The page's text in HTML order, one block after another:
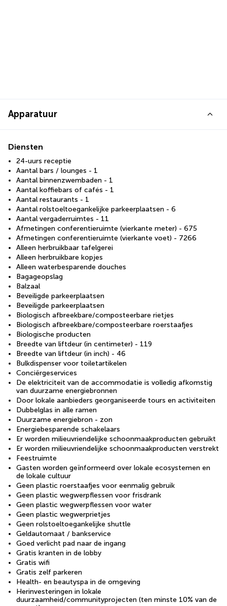
Apparatuur
Diensten
24-uurs receptie
Aantal bars / lounges - 1
Aantal binnenzwembaden - 1
Aantal koffiebars of cafés - 1
Aantal restaurants - 1
Aantal rolstoeltoegankelijke parkeerplaatsen - 6
Aantal vergaderruimtes - 11
Afmetingen conferentieruimte (vierkante meter) - 675
Afmetingen conferentieruimte (vierkante voet) - 7266
Alleen herbruikbaar tafelgerei
Alleen herbruikbare kopjes
Alleen waterbesparende douches
Bagageopslag
Balzaal
Beveiligde parkeerplaatsen
Beveiligde parkeerplaatsen
Biologisch afbreekbare/composteerbare rietjes
Biologisch afbreekbare/composteerbare roerstaafjes
Biologische producten
Breedte van liftdeur (in centimeter) - 119
Breedte van liftdeur (in inch) - 46
Bulkdispenser voor toiletartikelen
Conciërgeservices
De elektriciteit van de accommodatie is volledig afkomstig
van duurzame energiebronnen
Door lokale aanbieders georganiseerde tours en activiteiten
Dubbelglas in alle ramen
Duurzame energiebron - zon
Energiebesparende schakelaars
Er worden milieuvriendelijke schoonmaakproducten gebruikt
Er worden milieuvriendelijke schoonmaakproducten verstrekt
Feestruimte
Gasten worden geïnformeerd over lokale ecosystemen en
de lokale cultuur
Geen plastic roerstaafjes voor eenmalig gebruik
Geen plastic wegwerpflessen voor frisdrank
Geen plastic wegwerpflessen voor water
Geen plastic wegwerprietjes
Geen rolstoeltoegankelijke shuttle
Geldautomaat / bankservice
Goed verlicht pad naar de ingang
Gratis kranten in de lobby
Gratis wifi
Gratis zelf parkeren
Health- en beautyspa in de omgeving
Herinvesteringen in lokale
duurzaamheid/communityprojecten (ten minste 10% van de